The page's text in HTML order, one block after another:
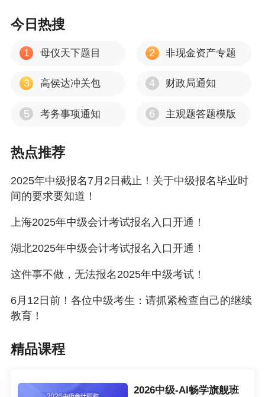
业技术中级资格。
（三）本通知所称学历或学位，是指经国务院教
育行政部门认可的学历或学位。
（四）本通知所称有关会计工作年限，截止日期
学不视为正式从事会计工作，相应时间不计入会
计工作年限；参加中级会计资格考试工作年限为
信息（包括历年会计人员继续教育信息），是判
断报考人员会计工作年限的重要依据。
在境外的会计从业经历，可计入从事会计工作年
（五）在本市合法工作或居留的香港、澳门、台
今日热搜
1 母仪天下题目 2 非现金资产专题
3 高侯达冲关包 4 财政局通知
5 考务事项通知 6 主观题答题模版
热点推荐
2025年中级报名7月2日截止！关于中级报名毕业时
间的要求要知道！
上海2025年中级会计考试报名入口开通！
湖北2025年中级会计考试报名入口开通！
这件事不做，无法报名2025年中级考试！
6月12日前！各位中级考生：请抓紧检查自己的继续
教育！
精品课程
2026中级-AI畅学旗舰班